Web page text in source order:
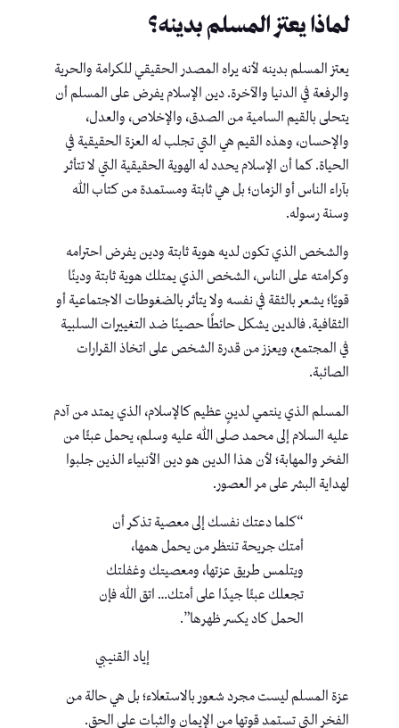
لماذا يعتز المسلم بدينه؟
يعتز المسلم بدينه لأنه يراه المصدر الحقيقي للكرامة والحرية
والرفعة في الدنيا والآخرة. دين الإسلام يفرض على المسلم أن
يتحلى بالقيم السامية من الصدق، والإخلاص، والعدل،
والإحسان، وهذه القيم هي التي تجلب له العزة الحقيقية في
الحياة. كما أن الإسلام يحدد له الهوية الحقيقية التي لا تتأثر
بآراء الناس أو الزمان؛ بل هي ثابتة ومستمدة من كتاب الله
وسنة رسوله.
والشخص الذي تكون لديه هوية ثابتة ودين يفرض احترامه
وكرامته على الناس، الشخص الذي يمتلك هوية ثابتة ودينًا
قويًا؛ يشعر بالثقة في نفسه ولا يتأثر بالضغوطات الاجتماعية أو
الثقافية. فالدين يشكل حائطًا حصينًا ضد التغييرات السلبية
في المجتمع، ويعزز من قدرة الشخص على اتخاذ القرارات
الصائبة.
المسلم الذي ينتمي لدينٍ عظيم كالإسلام، الذي يمتد من آدم
عليه السلام إلى محمد صلى الله عليه وسلم، يحمل عبئًا من
الفخر والمهابة؛ لأن هذا الدين هو دين الأنبياء الذين جلبوا
لهداية البشر على مر العصور.
“كلما دعتك نفسك إلى معصية تذكر أن
أمتك جريحة تنتظر من يحمل همها،
ويتلمس طريق عزتها، ومعصيتك وغفلتك
تجعلك عبئًا جيدًا على أمتك… اتق الله فإن
الحمل كاد يكسر ظهرها”.
إياد القنيبي
عزة المسلم ليست مجرد شعور بالاستعلاء؛ بل هي حالة من
الفخر التي تستمد قوتها من الإيمان والثبات على الحق.